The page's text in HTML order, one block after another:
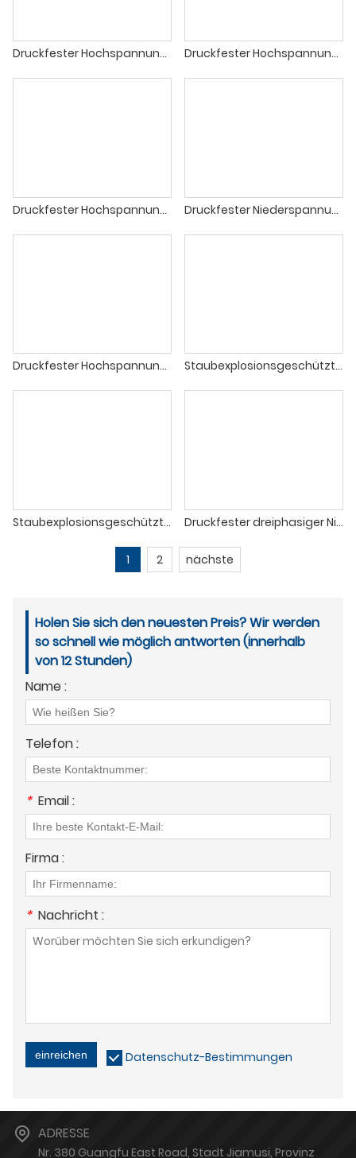
Druckfester Hochspannungs-Dreiphasen-Asynchronmotor der YBKK-Serie (H500 - H800) Druckfester Hochspannungs-Dreiphasen-Asynchronmotor der YBKS-Serie (H560 - H710)
Druckfester Hochspannungs-Dreiphasen-Asynchronmotor der YBF-Serie für Lüfteranwendungen (H355 - H1000) Druckfester Niederspannungs-Dreiphasen-Asynchronmotor der YBPT3-Serie mit variabler Frequenz und einstellbarer Drehzahl (H80 - H400)
Druckfester Hochspannungs-Dreiphasen-Asynchronmotor der YBX-Serie (H560 - H710) Staubexplosionsgeschützter Dreiphasen-Asynchronmotor der Serie YFBX4 mit Niederspannung (H80 - H400) IE4
Staubexplosionsgeschützter Dreiphasen-Asynchronmotor der Serie YFBX3 mit Niederspannung (H80 - H400) IE3 Druckfester dreiphasiger Niederspannungs-Asynchronmotor der YBX5-Serie (H80 - H400) IE5
1 2 nächste
Holen Sie sich den neuesten Preis? Wir werden
so schnell wie möglich antworten (innerhalb
von 12 Stunden)
Name :
Telefon :
* Email :
Firma :
* Nachricht :
einreichen Datenschutz-Bestimmungen
ADRESSE
Nr. 380 Guangfu East Road, Stadt Jiamusi, Provinz